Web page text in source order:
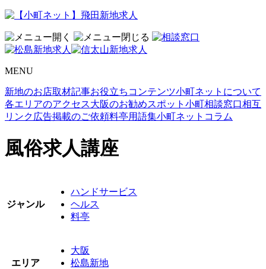
MENU
新地のお店取材記事お役立ちコンテンツ小町ネットについて
各エリアのアクセス大阪のお勧めスポット 小町相談窓口相互
リンク 広告掲載のご依頼料亭用語集小町ネットコラム
風俗求人講座
ジャンル
ハンドサービス
ヘルス
料亭
エリア
大阪
松島新地